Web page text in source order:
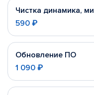
Чистка динамика,
590 ₽
Обновление ПО
1 090 ₽